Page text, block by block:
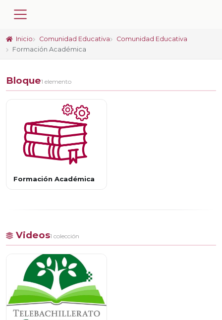
Inicio Comunidad Educativa
Comunidad Educativa
Formación Académica
Bloque1 elemento
Formación Académica
Videos1 colección